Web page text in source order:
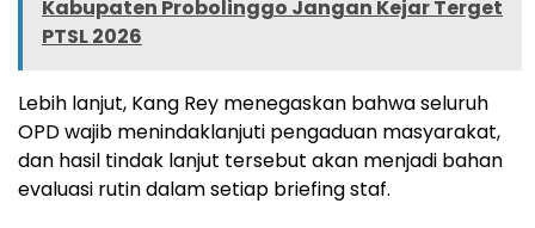
Kabupaten Probolinggo Jangan Kejar Terget
PTSL 2026
Lebih lanjut, Kang Rey menegaskan bahwa seluruh
OPD wajib menindaklanjuti pengaduan masyarakat,
dan hasil tindak lanjut tersebut akan menjadi bahan
evaluasi rutin dalam setiap briefing staf.